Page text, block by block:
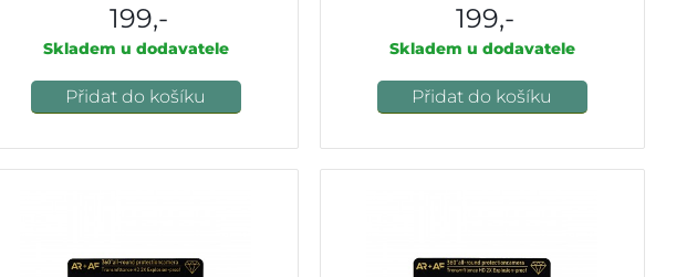
199,-
Skladem u dodavatele
Přidat do košíku
199,-
Skladem u dodavatele
Přidat do košíku